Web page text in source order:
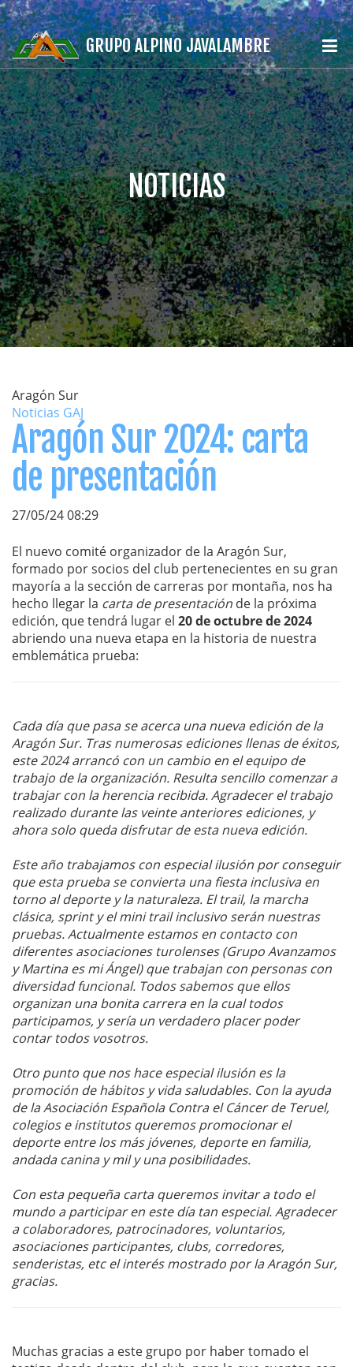
GRUPO ALPINO JAVALAMBRE
NOTICIAS
Aragón Sur
Noticias GAJ
Aragón Sur 2024: carta
de presentación
27/05/24 08:29
El nuevo comité organizador de la Aragón Sur,
formado por socios del club pertenecientes en su gran
mayoría a la sección de carreras por montaña, nos ha
hecho llegar la carta de presentación de la próxima
edición, que tendrá lugar el 20 de octubre de 2024
abriendo una nueva etapa en la historia de nuestra
emblemática prueba:
Cada día que pasa se acerca una nueva edición de la
Aragón Sur. Tras numerosas ediciones llenas de éxitos,
este 2024 arrancó con un cambio en el equipo de
trabajo de la organización. Resulta sencillo comenzar a
trabajar con la herencia recibida. Agradecer el trabajo
realizado durante las veinte anteriores ediciones, y
ahora solo queda disfrutar de esta nueva edición.
Este año trabajamos con especial ilusión por conseguir
que esta prueba se convierta una fiesta inclusiva en
torno al deporte y la naturaleza. El trail, la marcha
clásica, sprint y el mini trail inclusivo serán nuestras
pruebas. Actualmente estamos en contacto con
diferentes asociaciones turolenses (Grupo Avanzamos
y Martina es mi Ángel) que trabajan con personas con
diversidad funcional. Todos sabemos que ellos
organizan una bonita carrera en la cual todos
participamos, y sería un verdadero placer poder
contar todos vosotros.
Otro punto que nos hace especial ilusión es la
promoción de hábitos y vida saludables. Con la ayuda
de la Asociación Española Contra el Cáncer de Teruel,
colegios e institutos queremos promocionar el
deporte entre los más jóvenes, deporte en familia,
andada canina y mil y una posibilidades.
Con esta pequeña carta queremos invitar a todo el
mundo a participar en este día tan especial. Agradecer
a colaboradores, patrocinadores, voluntarios,
asociaciones participantes, clubs, corredores,
senderistas, etc el interés mostrado por la Aragón Sur,
gracias.
Muchas gracias a este grupo por haber tomado el